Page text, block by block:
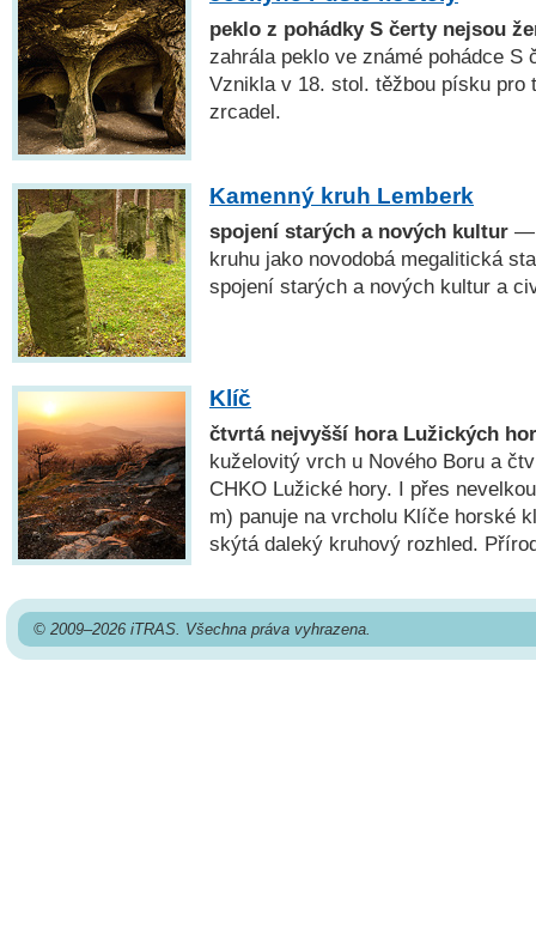
peklo z pohádky S čerty nejsou
zahrála peklo ve známé pohádce S
Vznikla v 18. stol. těžbou písku pro
zrcadel.
Kamenný kruh Lemberk
spojení starých a nových kultur —
kruhu jako novodobá megalitická
spojení starých a nových kultur a
Klíč
čtvrtá nejvyšší hora Lužických hor
kuželovitý vrch u Nového Boru a
CHKO Lužické hory. I přes
m) panuje na vrcholu Klíče horské
skýtá daleký kruhový rozhled.
© 2009–2026 iTRAS. Všechna práva vyhrazena.